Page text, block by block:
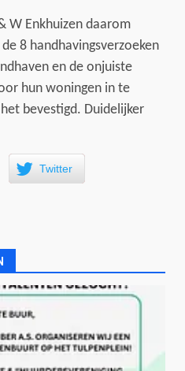
W Enkhuizen daarom
8 handhavingsverzoeken
en de onjuiste
hun woningen in te
bevestigd. Duidelijker
Twitter